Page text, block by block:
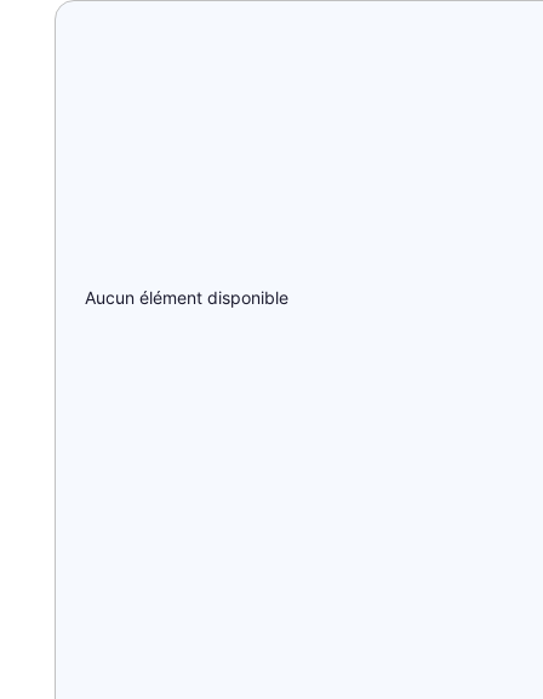
Aucun élément disponible